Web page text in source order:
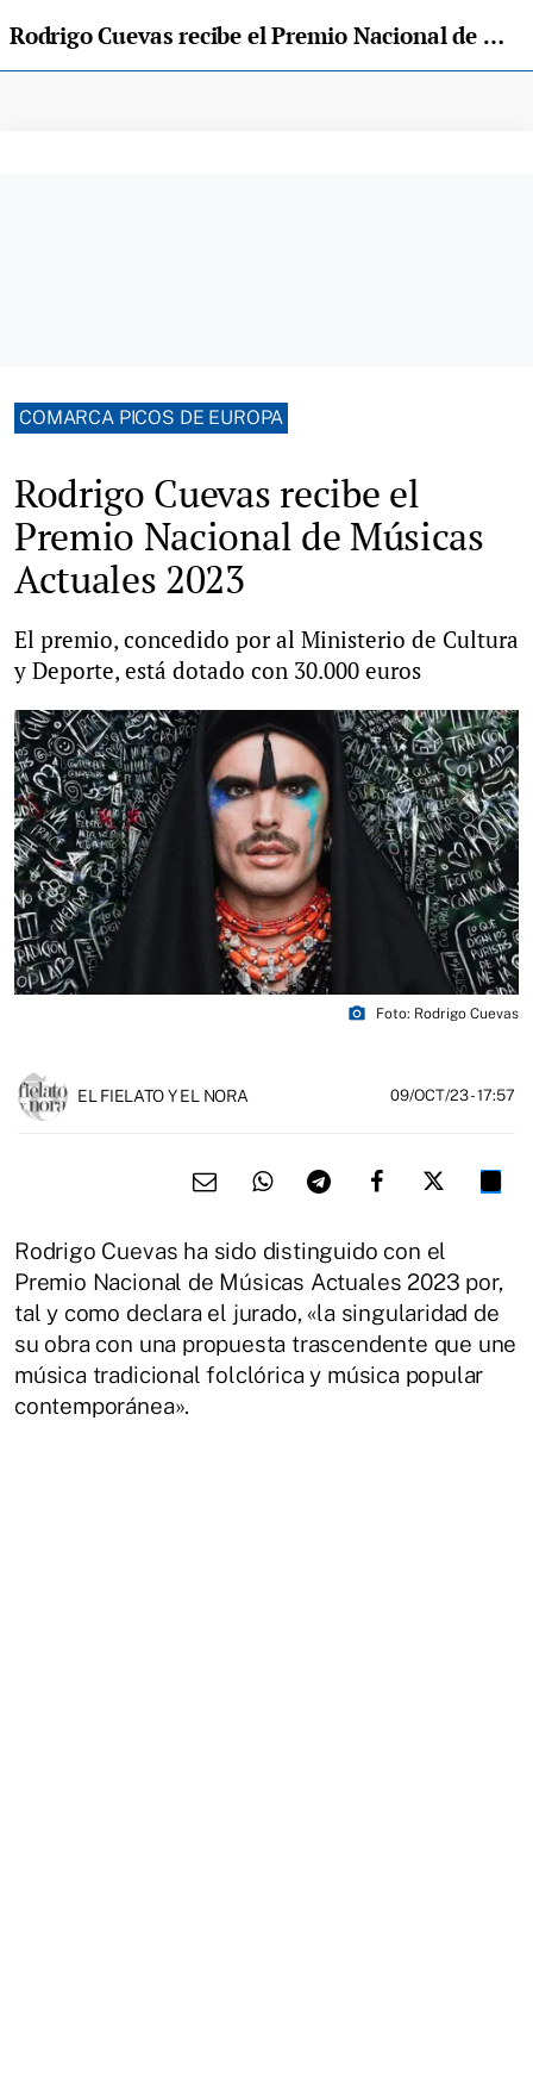
Rodrigo Cuevas recibe el Premio Nacional de Músicas Actuales 2023
COMARCA PICOS DE EUROPA
Rodrigo Cuevas recibe el
Premio Nacional de Músicas
Actuales 2023
El premio, concedido por al Ministerio de Cultura
y Deporte, está dotado con 30.000 euros
photo_camera Foto: Rodrigo Cuevas
EL FIELATO Y EL NORA 09/OCT/23- 17:57
Rodrigo Cuevas ha sido distinguido con el
Premio Nacional de Músicas Actuales 2023 por,
tal y como declara el jurado, «la singularidad de
su obra con una propuesta trascendente que une
música tradicional folclórica y música popular
contemporánea».